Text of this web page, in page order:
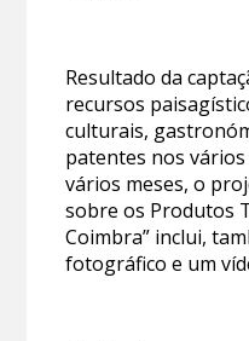
Resultado da
recursos
culturais,
patentes nos
vários meses, o
sobre os Produtos
Coimbra” inclui,
fotográfico e um